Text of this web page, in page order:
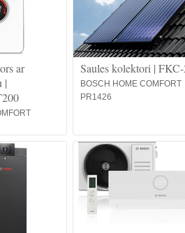
ar
|
Saules kolektori |
BOSCH HOME COMFORT
PR1426